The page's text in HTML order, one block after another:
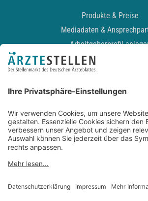
Produkte & Preise
Mediadaten &
Arbeitgeberprofil
Recruiting-Podcast
Kontakt
Datenschutz
Newsletter